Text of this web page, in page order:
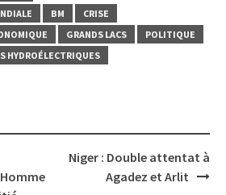
BM
CRISE
GRANDS LACS
POLITIQUE
HYDROÉLECTRIQUES
Niger : Double attentat à
Agadez et Arlit